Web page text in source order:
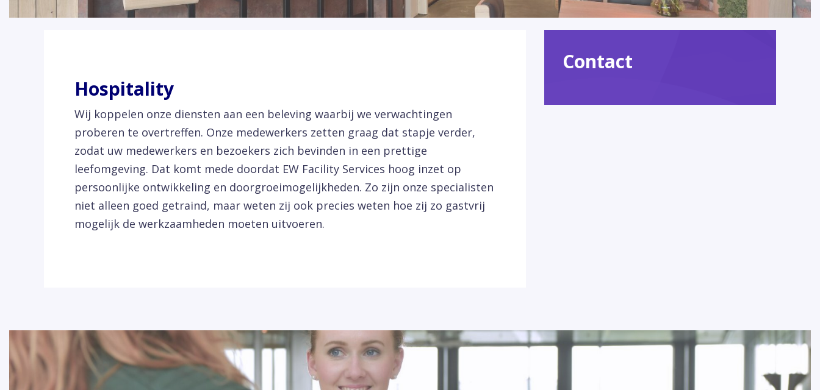
Hospitality
Wij koppelen onze diensten aan een beleving waarbij we verwachtingen
proberen te overtreffen. Onze medewerkers zetten graag dat stapje verder,
zodat uw medewerkers en bezoekers zich bevinden in een prettige
leefomgeving. Dat komt mede doordat EW Facility Services hoog inzet op
persoonlijke ontwikkeling en doorgroeimogelijkheden. Zo zijn onze specialisten
niet alleen goed getraind, maar weten zij ook precies weten hoe zij zo gastvrij
mogelijk de werkzaamheden moeten uitvoeren.
Contact